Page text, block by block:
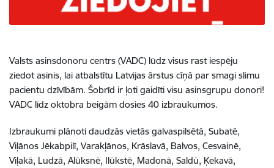
Valsts asinsdonoru centrs (VADC) lūdz visus rast iespēju
ziedot asinis, lai atbalstītu Latvijas ārstus cīņā par smagi slimu
pacientu dzīvībām. Šobrīd ir ļoti gaidīti visu asinsgrupu donori!
VADC līdz oktobra beigām dosies 40 izbraukumos.
Izbraukumi plānoti daudzās vietās galvaspilsētā, Subatē,
Viļānos Jēkabpilī, Varakļānos, Krāslavā, Balvos, Cesvainē,
Viļakā, Ludzā, Alūksnē, Ilūkstē, Madonā, Saldū, Ķekavā,